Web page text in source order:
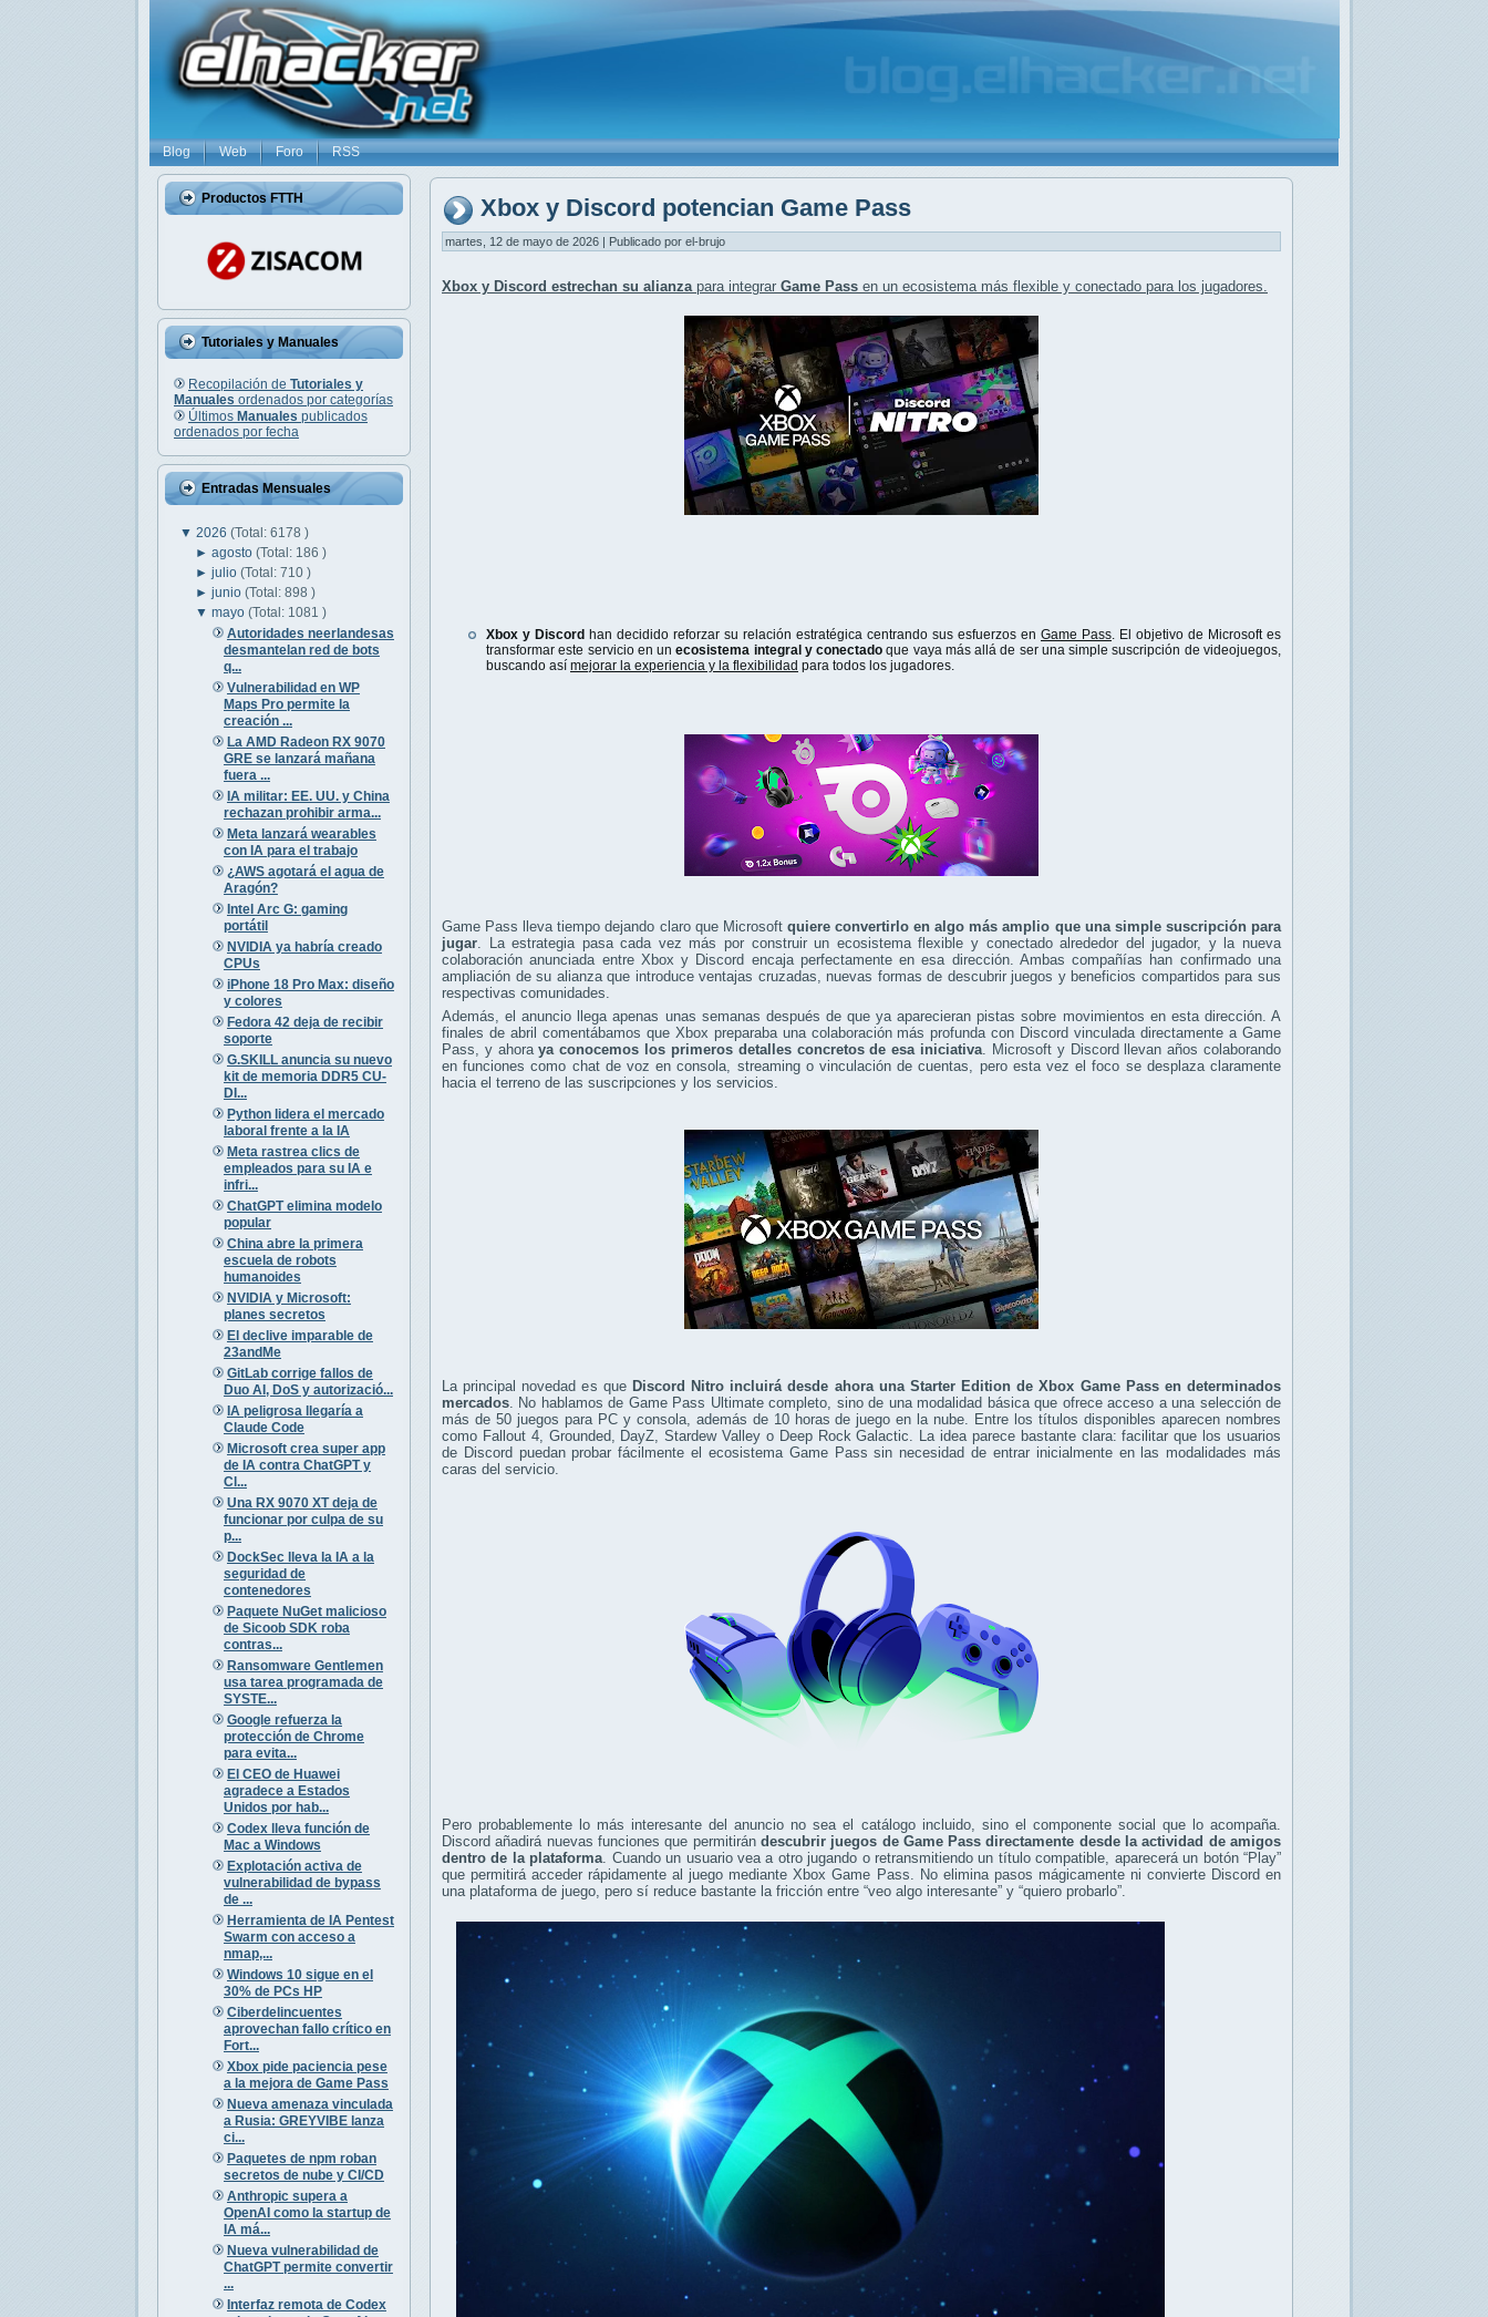
Blog Web Foro RSS
Productos FTTH
Tutoriales y Manuales
Recopilación de Tutoriales y
Manuales ordenados por categorías
Últimos Manuales publicados
ordenados por fecha
Entradas Mensuales
▼ 2026 (Total: 6178 )
►agosto(Total: 186 )
►julio(Total: 710 )
►junio(Total: 898 )
▼mayo(Total: 1081 )
Autoridades neerlandesas
desmantelan red de bots
q...
Vulnerabilidad en WP
Maps Pro permite la
creación ...
La AMD Radeon RX 9070
GRE se lanzará mañana
fuera ...
IA militar: EE. UU. y China
rechazan prohibir arma...
Meta lanzará wearables
con IA para el trabajo
¿AWS agotará el agua de
Aragón?
Intel Arc G: gaming
portátil
NVIDIA ya habría creado
CPUs
iPhone 18 Pro Max: diseño
y colores
Fedora 42 deja de recibir
soporte
G.SKILL anuncia su nuevo
kit de memoria DDR5 CU-
DI...
Python lidera el mercado
laboral frente a la IA
Meta rastrea clics de
empleados para su IA e
infri...
ChatGPT elimina modelo
popular
China abre la primera
escuela de robots
humanoides
NVIDIA y Microsoft:
planes secretos
El declive imparable de
23andMe
GitLab corrige fallos de
Duo AI, DoS y autorizació...
IA peligrosa llegaría a
Claude Code
Microsoft crea super app
de IA contra ChatGPT y
Cl...
Una RX 9070 XT deja de
funcionar por culpa de su
p...
DockSec lleva la IA a la
seguridad de
contenedores
Paquete NuGet malicioso
de Sicoob SDK roba
contras...
Ransomware Gentlemen
usa tarea programada de
SYSTE...
Google refuerza la
protección de Chrome
para evita...
El CEO de Huawei
agradece a Estados
Unidos por hab...
Codex lleva función de
Mac a Windows
Explotación activa de
vulnerabilidad de bypass
de ...
Herramienta de IA Pentest
Swarm con acceso a
nmap,...
Windows 10 sigue en el
30% de PCs HP
Ciberdelincuentes
aprovechan fallo crítico en
Fort...
Xbox pide paciencia pese
a la mejora de Game Pass
Nueva amenaza vinculada
a Rusia: GREYVIBE lanza
ci...
Paquetes de npm roban
secretos de nube y CI/CD
Anthropic supera a
OpenAI como la startup de
IA má...
Nueva vulnerabilidad de
ChatGPT permite convertir
...
Interfaz remota de Codex
Xbox y Discord potencian Game Pass
martes, 12 de mayo de 2026 | Publicado por el-brujo
Xbox y Discord estrechan su alianza para integrar Game Pass en un ecosistema más flexible y conectado para los jugadores.
Xbox y Discord han decidido reforzar su relación estratégica centrando sus esfuerzos en Game Pass. El objetivo de Microsoft es
transformar este servicio en unecosistema integral y conectado que vaya más allá de ser una simple suscripción de videojuegos,
buscando así mejorar la experiencia y la flexibilidad para todos los jugadores.
Game Pass lleva tiempo dejando claro que Microsoft quiere convertirlo en algo más amplio que una simple suscripción para
jugar . La estrategia pasa cada vez más por construir un ecosistema flexible y conectado alrededor del jugador, y la nueva
colaboración anunciada entre Xbox y Discord encaja perfectamente en esa dirección. Ambas compañías han confirmado una
ampliación de su alianza que introduce ventajas cruzadas, nuevas formas de descubrir juegos y beneficios compartidos para sus
respectivas comunidades.
Además, el anuncio llega apenas unas semanas después de que ya aparecieran pistas sobre movimientos en esta dirección. A
finales de abril comentábamos que Xbox preparaba una colaboración más profunda con Discord vinculada directamente a Game
Pass, y ahoraya conocemos los primeros detalles concretos de esa iniciativa. Microsoft y Discord llevan años colaborando
en funciones como chat de voz en consola, streaming o vinculación de cuentas, pero esta vez el foco se desplaza claramente
hacia el terreno de las suscripciones y los servicios.
La principal novedad es que Discord Nitro incluirá desde ahora una Starter Edition de Xbox Game Pass en determinados
mercados . No hablamos de Game Pass Ultimate completo, sino de una modalidad básica que ofrece acceso a una selección de
más de 50 juegos para PC y consola, además de 10 horas de juego en la nube. Entre los títulos disponibles aparecen nombres
como Fallout 4, Grounded, DayZ, Stardew Valley o Deep Rock Galactic. La idea parece bastante clara: facilitar que los usuarios
de Discord puedan probar fácilmente el ecosistema Game Pass sin necesidad de entrar inicialmente en las modalidades más
caras del servicio.
Pero probablemente lo más interesante del anuncio no sea el catálogo incluido, sino el componente social que lo acompaña.
Discord añadirá nuevas funciones que permitirán descubrir juegos de Game Pass directamente desde la actividad de amigos
dentro de la plataforma. Cuando un usuario vea a otro jugando o retransmitiendo un título compatible, aparecerá un botón “Play”
que permitirá acceder rápidamente al juego mediante Xbox Game Pass. No elimina pasos mágicamente ni convierte Discord en
una plataforma de juego, pero sí reduce bastante la fricción entre “veo algo interesante” y “quiero probarlo”.